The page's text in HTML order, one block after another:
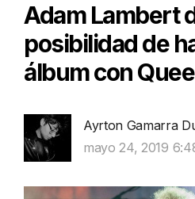
Adam Lambert
posibilidad de
álbum con
Ayrton Gamarra
mayo 24, 2019